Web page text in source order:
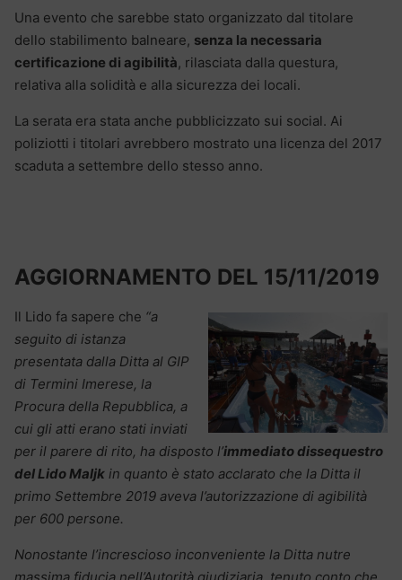
Una evento che sarebbe stato organizzato dal titolare
dello stabilimento balneare, senza la necessaria
certificazione di agibilità, rilasciata dalla questura,
relativa alla solidità e alla sicurezza dei locali.
La serata era stata anche pubblicizzato sui social. Ai
poliziotti i titolari avrebbero mostrato una licenza del 2017
scaduta a settembre dello stesso anno.
AGGIORNAMENTO DEL 15/11/2019
Il Lido fa sapere che “a
seguito di istanza
presentata dalla Ditta al GIP
di Termini Imerese, la
Procura della Repubblica, a
cui gli atti erano stati inviati
per il parere di rito, ha disposto l’immediato dissequestro
del Lido Maljk in quanto è stato acclarato che la Ditta il
primo Settembre 2019 aveva l’autorizzazione di agibilità
per 600 persone.
Nonostante l’increscioso inconveniente la Ditta nutre